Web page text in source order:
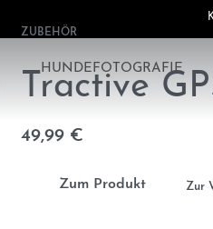
HUNDEFOTOGRAFIE
ZUBEHÖR
Tractive
49,99 €
Zum Produkt Zur